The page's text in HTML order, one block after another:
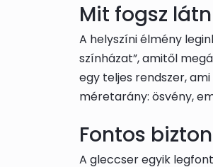
Mit fogsz
A helyszíni élmény
színházat”, amitől
egy teljes rendszer,
méretarány: ösvény,
Fontos
A gleccser egyik